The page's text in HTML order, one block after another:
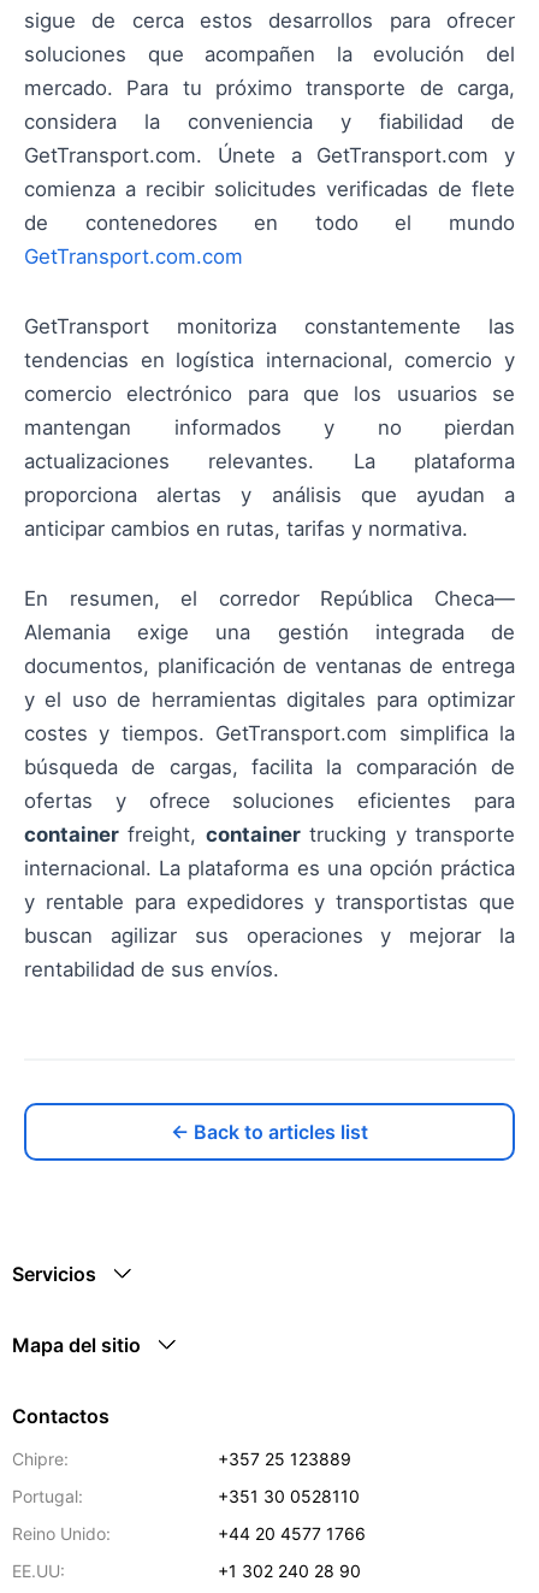
sigue de cerca estos desarrollos para ofrecer
soluciones que acompañen la evolución del
mercado. Para tu próximo transporte de carga,
considera la conveniencia y fiabilidad de
GetTransport.com. Únete a GetTransport.com y
comienza a recibir solicitudes verificadas de flete
de contenedores en todo el mundo
GetTransport.com.com
GetTransport monitoriza constantemente las
tendencias en logística internacional, comercio y
comercio electrónico para que los usuarios se
mantengan informados y no pierdan
actualizaciones relevantes. La plataforma
proporciona alertas y análisis que ayudan a
anticipar cambios en rutas, tarifas y normativa.
En resumen, el corredor República Checa—
Alemania exige una gestión integrada de
documentos, planificación de ventanas de entrega
y el uso de herramientas digitales para optimizar
costes y tiempos. GetTransport.com simplifica la
búsqueda de cargas, facilita la comparación de
ofertas y ofrece soluciones eficientes para
container freight, containertrucking y transporte
internacional. La plataforma es una opción práctica
y rentable para expedidores y transportistas que
buscan agilizar sus operaciones y mejorar la
rentabilidad de sus envíos.
← Back to articles list
Servicios
Mapa del sitio
Contactos
Chipre:
+357 25 123889
Portugal:
+351 30 0528110
Reino Unido:
+44 20 4577 1766
EE.UU:
+1 302 240 28 90